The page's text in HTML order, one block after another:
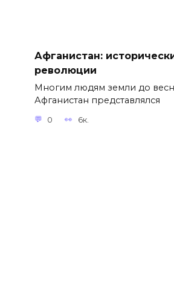
Афганистан:
революции
Многим людям земли до
Афганистан представлялся
0 6к.